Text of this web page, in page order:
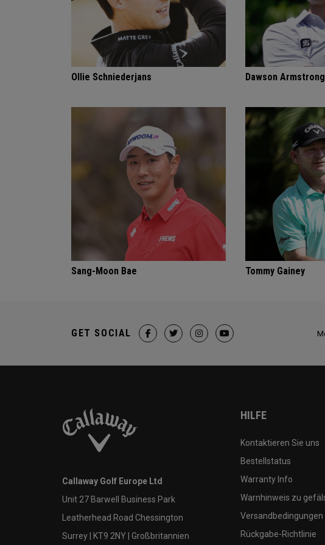
Ollie Schniederjans Dawson Armstrong
Sang-Moon Bae Tommy Gainey
GET SOCIAL
Callaway Golf Europe Ltd
Unit 27 Barwell Business Park
Leatherhead Road Chessington
Surrey | KT9 2NY | Großbritannien
HILFE
Kontaktieren Sie uns
Bestellstatus
Warranty Info
Warnhinweis zu
Versandbedingungen
Rückgabe-Richtlinie